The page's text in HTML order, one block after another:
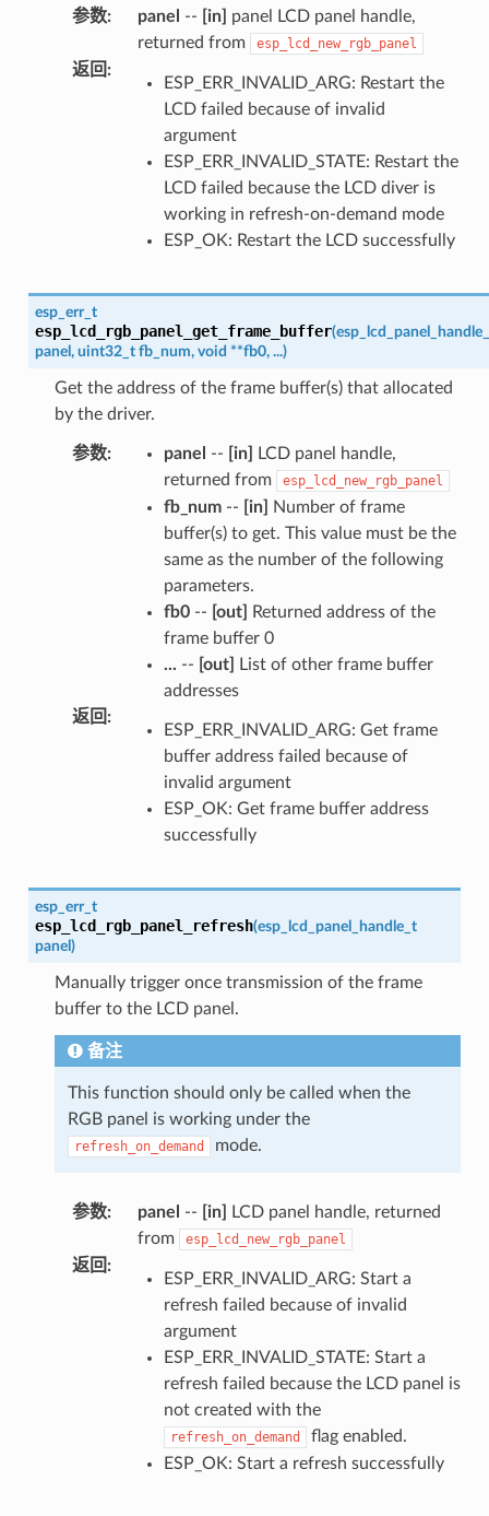
参数: panel -- [in]
panel LCD panel handle,
returned from
esp_lcd_new_rgb_panel
返回 :
ESP_ERR_INVALID_ARG: Restart the
LCD failed because of invalid
argument
ESP_ERR_INVALID_STATE: Restart the
LCD failed because the LCD diver is
working in refresh-on-demand mode
ESP_OK: Restart the LCD successfully
esp_err_t
esp_lcd_rgb_panel_get_frame_buffer(
panel , uint32_t fb_num, void **fb0, ...)
Get the address of the frame buffer(s) that allocated
by the driver.
参数: panel -- [in]
LCD panel handle,
returned from
esp_lcd_new_rgb_panel
fb_num-- [in]
Number of frame
buffer(s) to get. This value must be the
same as the number of the following
parameters.
fb0-- [out]
Returned address of the
frame buffer 0
... -- [out]
List of other frame buffer
addresses
返回 :
ESP_ERR_INVALID_ARG: Get frame
buffer address failed because of
invalid argument
ESP_OK: Get frame buffer address
successfully
esp_err_t
esp_lcd_rgb_panel_refresh(esp_lcd_panel_handle_t
panel )
Manually trigger once transmission of the frame
buffer to the LCD panel.
备注
This function should only be called when the
RGB panel is working under the
refresh_on_demand mode.
参数: panel -- [in]
LCD panel handle, returned
from
esp_lcd_new_rgb_panel
返回 :
ESP_ERR_INVALID_ARG: Start a
refresh failed because of invalid
argument
ESP_ERR_INVALID_STATE: Start a
refresh failed because the LCD panel is
not created with the
refresh_on_demand
flag enabled.
ESP_OK: Start a refresh successfully